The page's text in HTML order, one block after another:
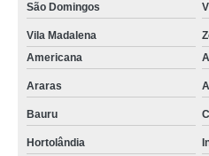
São Domingos
Vila Madalena
Americana
Araras
Bauru
Hortolândia